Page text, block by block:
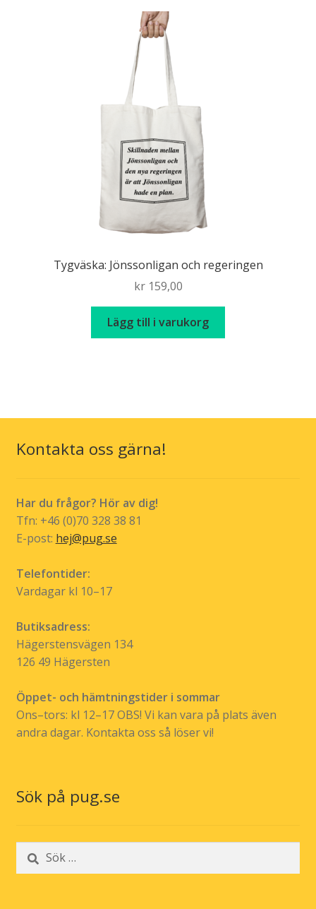
Tygväska: Jönssonligan och regeringen
kr159,00
Lägg till i varukorg
Kontakta oss gärna!
Har du frågor? Hör av dig!
Tfn: +46 (0)70 328 38 81
E-post: hej@pug.se
Telefontider:
Vardagar kl 10–17
Butiksadress:
Hägerstensvägen 134
126 49 Hägersten
Öppet- och hämtningstider i sommar
Ons–tors: kl 12–17 OBS! Vi kan vara på plats även
andra dagar. Kontakta oss så löser vi!
Sök på pug.se
Sök
efter: